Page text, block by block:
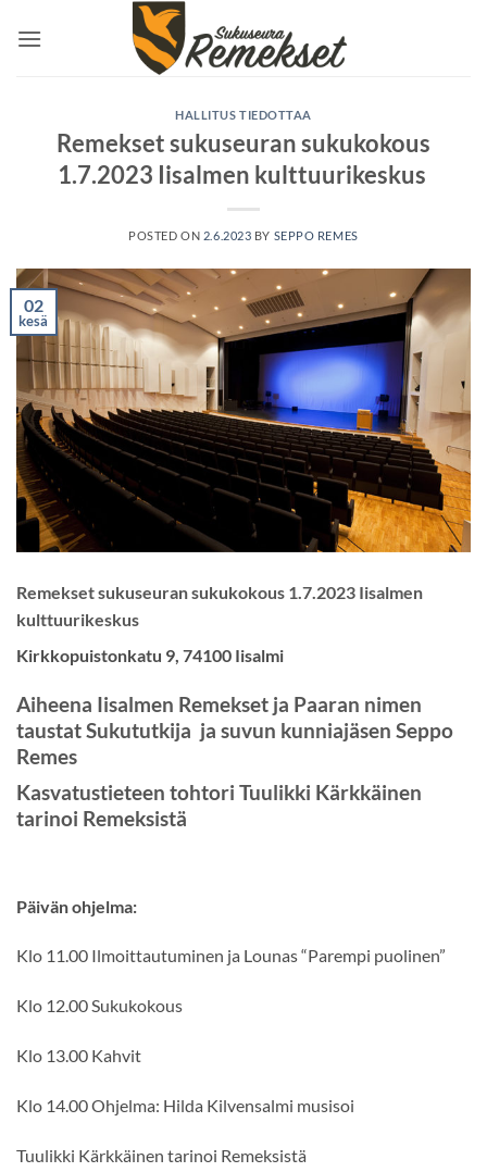
HALLITUS TIEDOTTAA
Remekset sukuseuran sukukokous
1.7.2023 Iisalmen kulttuurikeskus
POSTED ON 2.6.2023 BY SEPPO REMES
02
kesä
Remekset sukuseuran sukukokous 1.7.2023 Iisalmen
kulttuurikeskus
Kirkkopuistonkatu 9, 74100 Iisalmi
Aiheena Iisalmen Remekset ja Paaran nimen
taustatSukututkija ja suvun kunniajäsen Seppo
Remes
Kasvatustieteen tohtori Tuulikki Kärkkäinen
tarinoi Remeksistä
Päivän ohjelma:
Klo 11.00 Ilmoittautuminen ja Lounas “Parempi puolinen”
Klo 12.00 Sukukokous
Klo 13.00 Kahvit
Klo 14.00 Ohjelma: Hilda Kilvensalmi musisoi
Tuulikki Kärkkäinen tarinoi Remeksistä